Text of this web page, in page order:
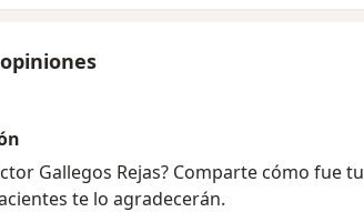
Gallegos Rejas? Comparte cómo fue tu
te lo agradecerán.